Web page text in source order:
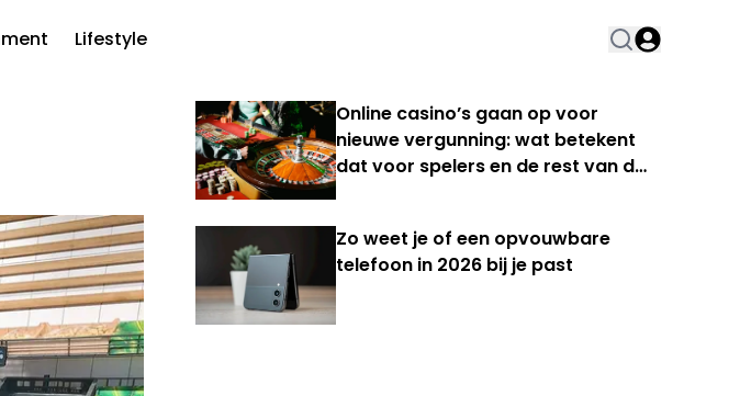
Lifestyle
Online casino’s gaan op voor
nieuwe vergunning: wat betekent
dat voor spelers en de rest van de
Zo weet je of een opvouwbare
telefoon in 2026 bij je past